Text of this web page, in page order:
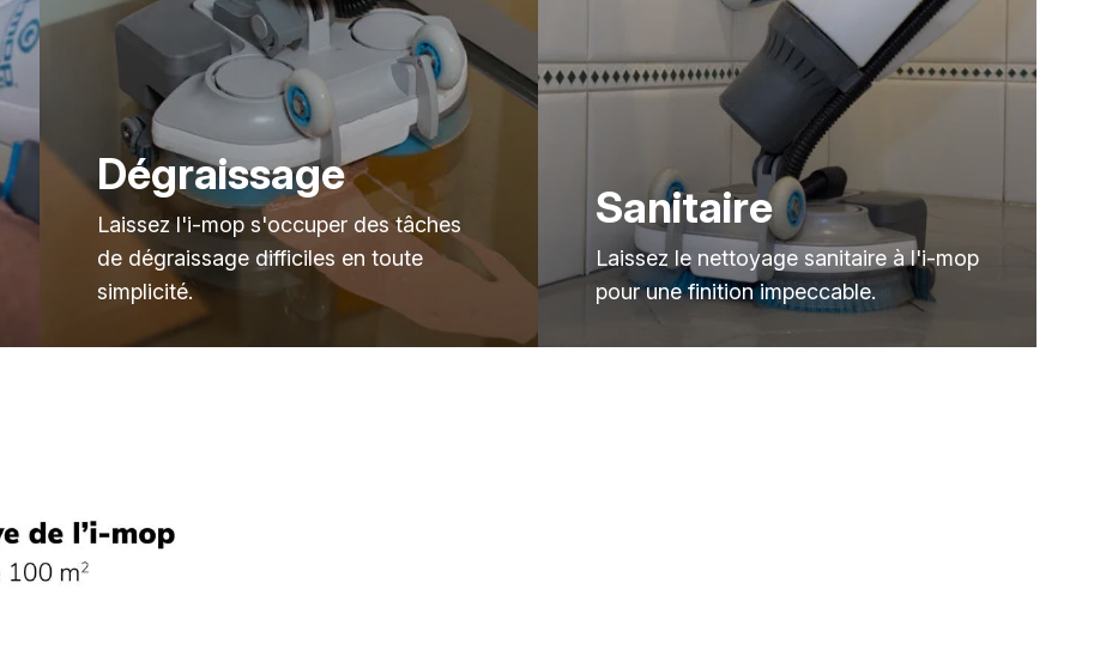
Dégraissage
Laissez l'i-mop s'occuper des tâches
de dégraissage difficiles en toute
simplicité.
Sanitaire
Laissez le nettoyage sanitaire à l'i-mop
pour une finition impeccable.